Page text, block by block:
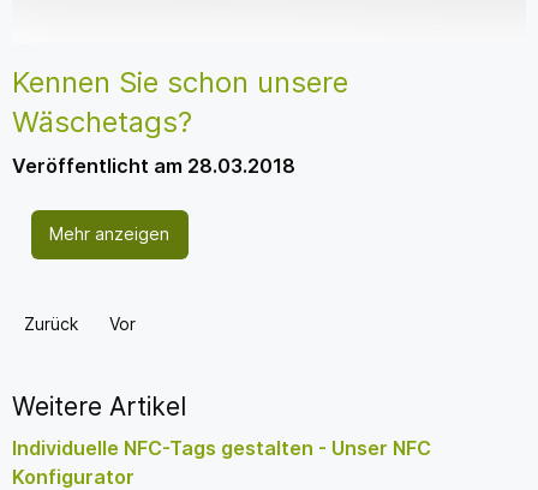
Kennen Sie schon unsere
Wäschetags?
Veröffentlicht am 28.03.2018
Mehr anzeigen
Zurück Vor
Weitere Artikel
Individuelle NFC-Tags gestalten - Unser NFC
Konfigurator